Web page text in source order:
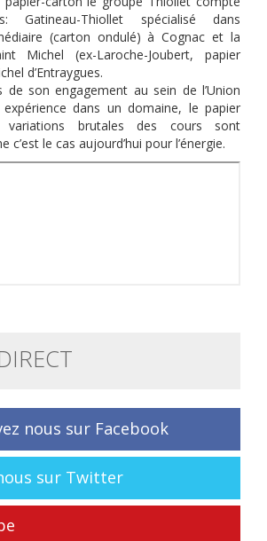
Gatineau-Thiollet spécialisé dans
(carton ondulé) à Cognac et la
Michel (ex-Laroche-Joubert, papier
d’Entraygues.
de son engagement au sein de l’Union
dans un domaine, le papier
brutales des cours sont
c’est le cas aujourd’hui pour l’énergie.
nous sur Facebook
sur Twitter